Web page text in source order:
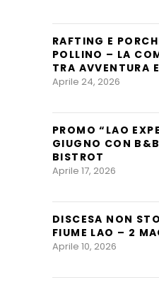
RAFTING E
POLLINO – LA
TRA AVVENTURA
Aprile 24, 2026
PROMO “LAO
GIUGNO CON
BISTROT
Aprile 17, 2026
DISCESA NON
FIUME LAO – 2
Aprile 10, 2026